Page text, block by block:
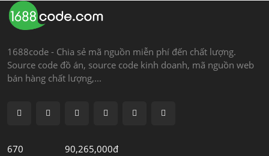
1688code - Chia sẻ mã nguồn miễn phí đến chất lượng.
Source code đồ án, source code kinh doanh, mã nguồn web
bán hàng chất lượng,...
670
90,265,000đ